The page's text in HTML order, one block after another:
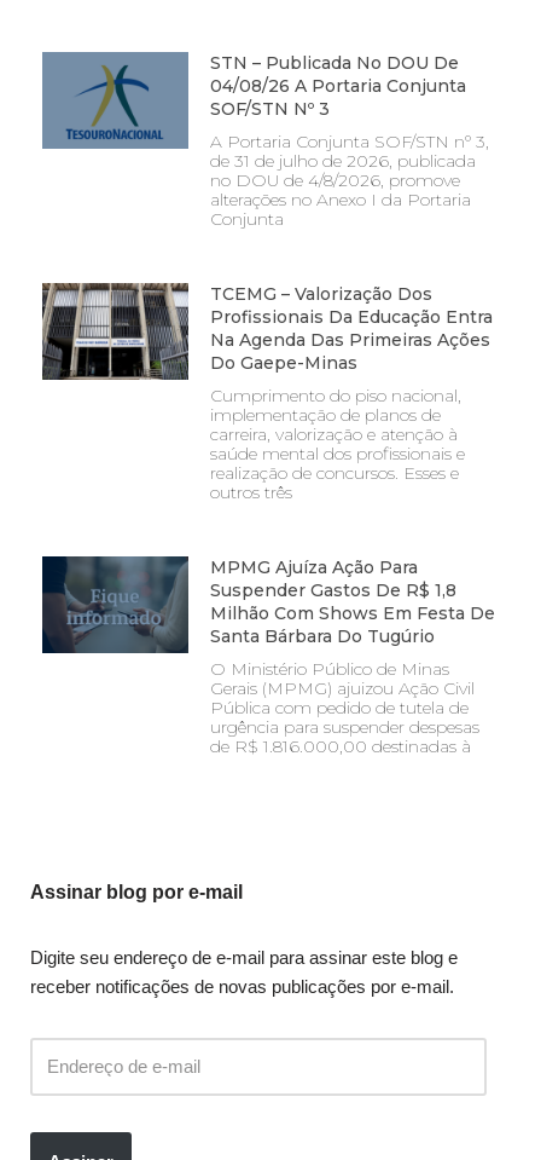
STN – Publicada No DOU De
04/08/26 A Portaria Conjunta
SOF/STN Nº 3
A Portaria Conjunta SOF/STN nº 3,
de 31 de julho de 2026, publicada
no DOU de 4/8/2026, promove
alterações no Anexo I da Portaria
Conjunta
TCEMG – Valorização Dos
Profissionais Da Educação Entra
Na Agenda Das Primeiras Ações
Do Gaepe-Minas
Cumprimento do piso nacional,
implementação de planos de
carreira, valorização e atenção à
saúde mental dos profissionais e
realização de concursos. Esses e
outros três
MPMG Ajuíza Ação Para
Suspender Gastos De R$ 1,8
Milhão Com Shows Em Festa De
Santa Bárbara Do Tugúrio
O Ministério Público de Minas
Gerais (MPMG) ajuizou Ação Civil
Pública com pedido de tutela de
urgência para suspender despesas
de R$ 1.816.000,00 destinadas à
Assinar blog por e-mail
Digite seu endereço de e-mail para assinar este blog e
receber notificações de novas publicações por e-mail.